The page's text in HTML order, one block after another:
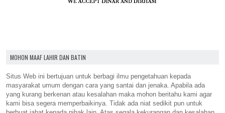
MOHON MAAF LAHIR DAN BATIN
Situs Web ini bertujuan untuk berbagi ilmu pengetahuan kepada
masyarakat umum dengan cara yang santai dan jenaka. Apabila ada
yang kurang berkenan atau kesalahan maka mohon beritahu kami agar
kami bisa segera memperbaikinya. Tidak ada niat sedikit pun untuk